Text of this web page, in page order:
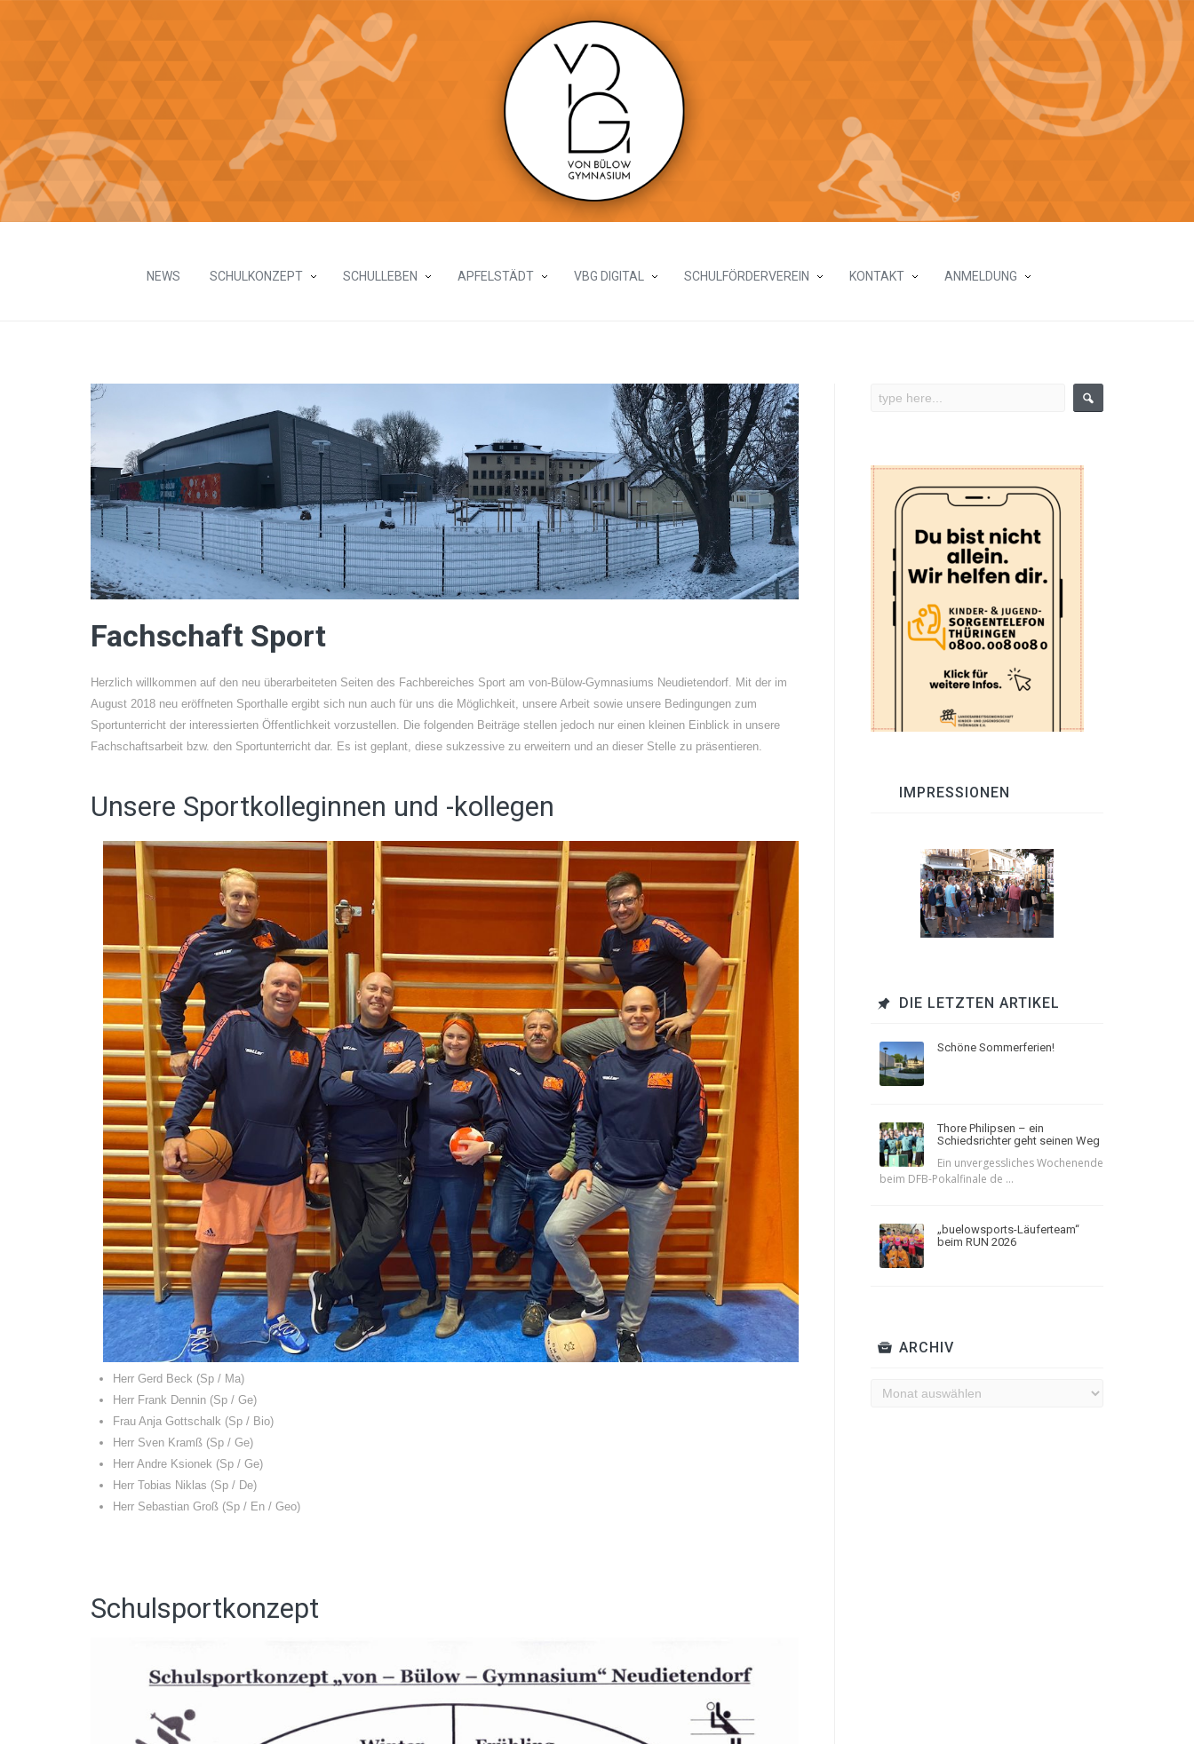
NEWS SCHULKONZEPT SCHULLEBEN APFELSTÄDT VBG DIGITAL SCHULFÖRDERVEREIN KONTAKT ANMELDUNG
Fachschaft Sport
Herzlich willkommen auf den neu überarbeiteten Seiten des Fachbereiches Sport am von-Bülow-Gymnasiums Neudietendorf. Mit der im
August 2018 neu eröffneten Sporthalle ergibt sich nun auch für uns die Möglichkeit, unsere Arbeit sowie unsere Bedingungen zum
Sportunterricht der interessierten Öffentlichkeit vorzustellen. Die folgenden Beiträge stellen jedoch nur einen kleinen Einblick in unsere
Fachschaftsarbeit bzw. den Sportunterricht dar. Es ist geplant, diese sukzessive zu erweitern und an dieser Stelle zu präsentieren.
Unsere Sportkolleginnen und -kollegen
Herr Gerd Beck (Sp / Ma)
Herr Frank Dennin (Sp / Ge)
Frau Anja Gottschalk (Sp / Bio)
Herr Sven Kramß (Sp / Ge)
Herr Andre Ksionek (Sp / Ge)
Herr Tobias Niklas (Sp / De)
Herr Sebastian Groß (Sp / En / Geo)
Schulsportkonzept
IMPRESSIONEN
DIE LETZTEN ARTIKEL
Schöne Sommerferien!
Thore Philipsen – ein
Schiedsrichter geht seinen Weg
Ein unvergessliches Wochenende
beim DFB-Pokalfinale de ...
„buelowsports-Läuferteam“
beim RUN 2026
ARCHIV
Archiv